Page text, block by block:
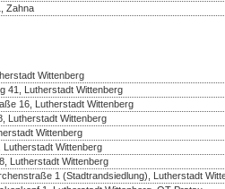
Zahna
Wittenberg
41, Lutherstadt Wittenberg
16, Lutherstadt Wittenberg
Lutherstadt Wittenberg
Wittenberg
Wittenberg
Lutherstadt Wittenberg
1 (Stadtrandsiedlung), Lutherstadt